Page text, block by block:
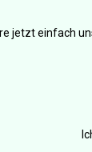
jetzt einfach